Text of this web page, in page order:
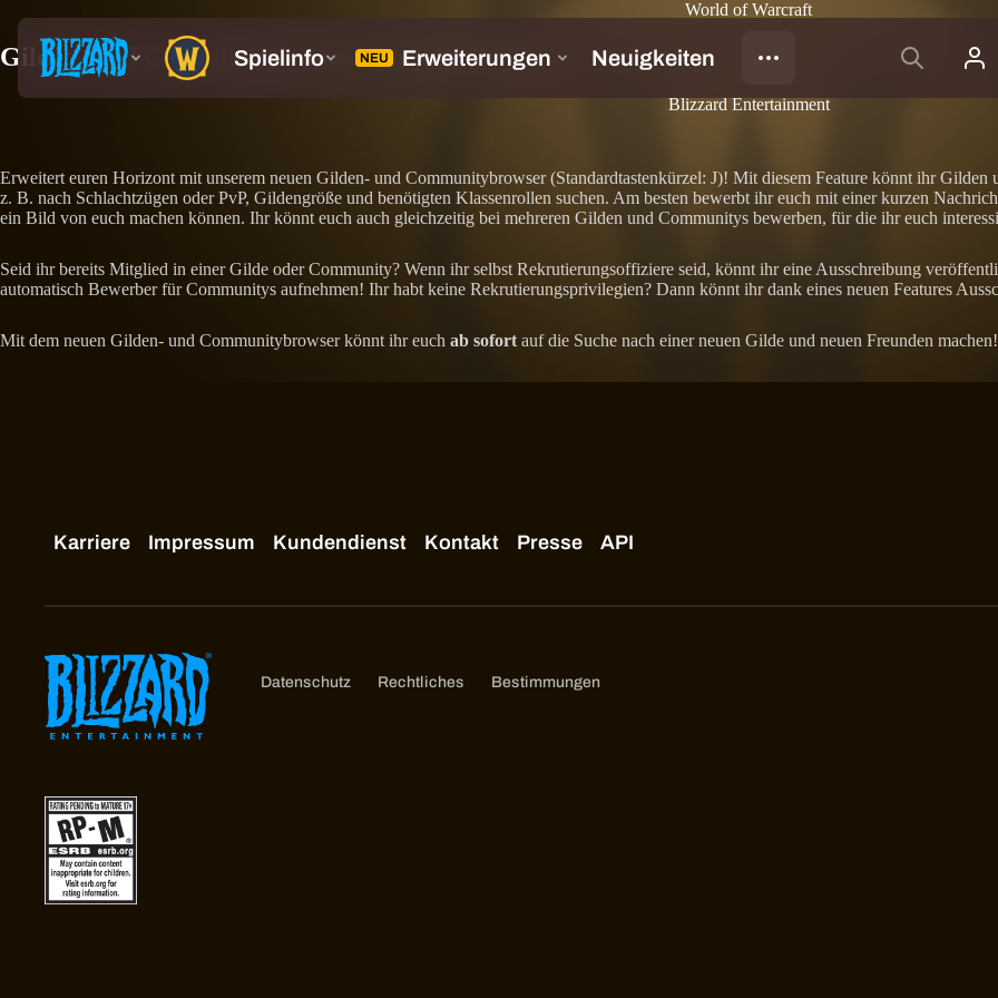
World of Warcraft
Gilden- und Communitybrowser ist jetzt live!
Blizzard Entertainment
Erweitert euren Horizont mit unserem neuen Gilden- und Communitybrowser (Standardtastenkürzel: J)! Mit diesem Feature könnt ihr
z. B. nach Schlachtzügen oder PvP, Gildengröße und benötigten Klassenrollen suchen. Am besten bewerbt ihr euch mit einer kurzen
ein Bild von euch machen können. Ihr könnt euch auch gleichzeitig bei mehreren Gilden und Communitys bewerben, für die ihr euch
Seid ihr bereits Mitglied in einer Gilde oder Community? Wenn ihr selbst Rekrutierungsoffiziere seid, könnt ihr eine Ausschreibung
automatisch Bewerber für Communitys aufnehmen! Ihr habt keine Rekrutierungsprivilegien? Dann könnt ihr dank eines neuen Features
Mit dem neuen Gilden- und Communitybrowser könnt ihr euch ab sofort auf die Suche nach einer neuen Gilde und neuen Freunden machen!